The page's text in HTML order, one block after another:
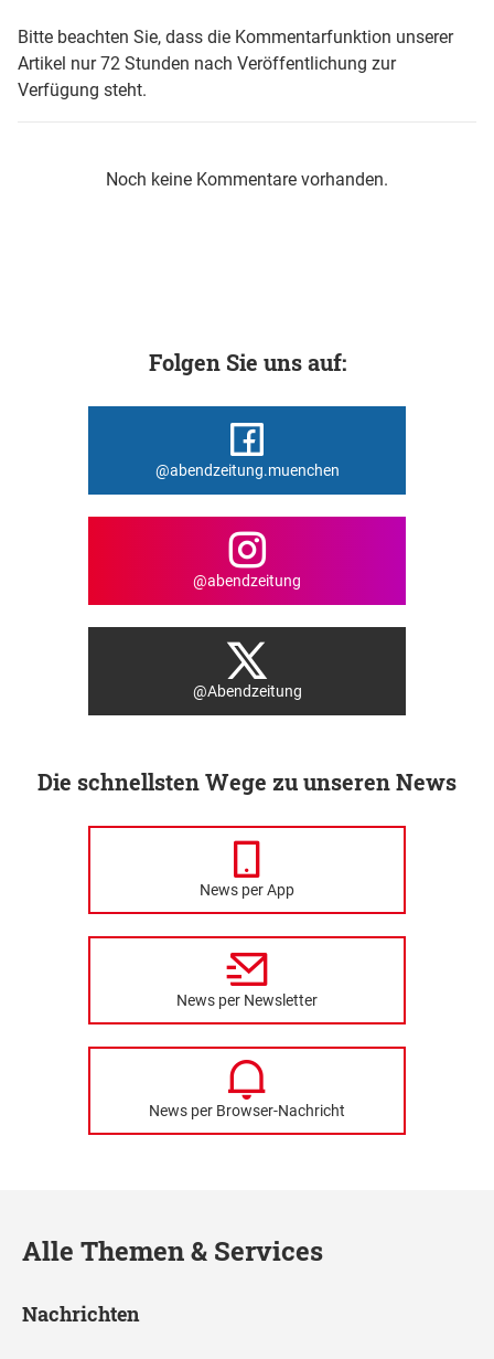
Bitte beachten Sie, dass die Kommentarfunktion unserer
Artikel nur 72 Stunden nach Veröffentlichung zur
Verfügung steht.
Noch keine Kommentare vorhanden.
Folgen Sie uns auf:
@abendzeitung.muenchen
@abendzeitung
@Abendzeitung
Die schnellsten Wege zu unseren News
News per App
News per Newsletter
News per Browser-Nachricht
Alle Themen & Services
Nachrichten